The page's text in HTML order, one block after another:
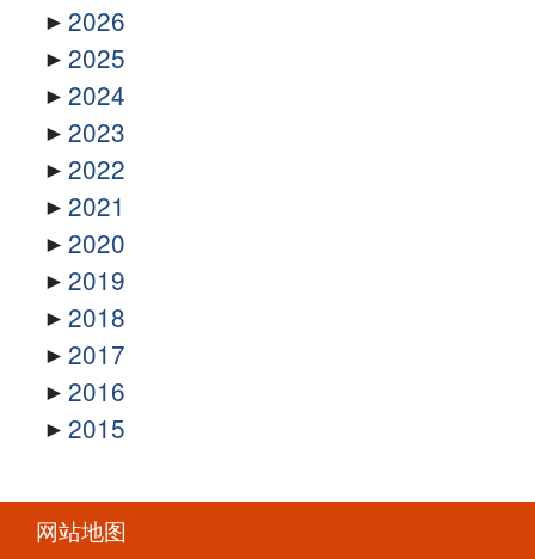
2026
2025
2024
2023
2022
2021
2020
2019
2018
2017
2016
2015
网站地图